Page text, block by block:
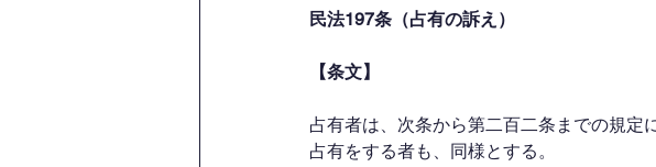
民法197条（占有の訴え）
【条文】
占有者は、次条から第二百二条までの規定
占有をする者も、同様とする。